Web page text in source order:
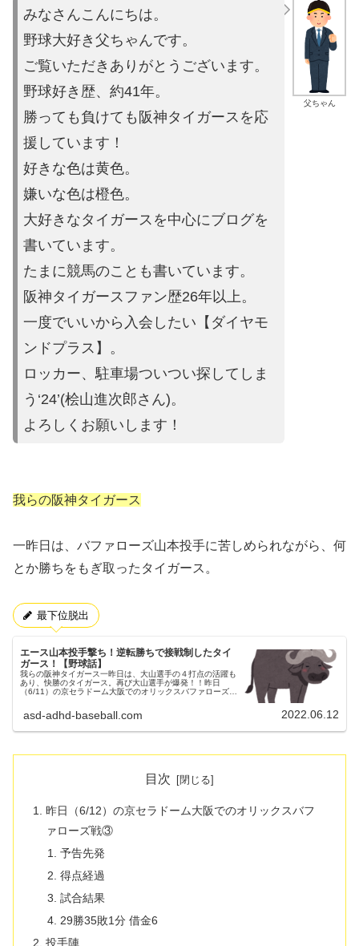
父ちゃん
みなさんこんにちは。
野球大好き父ちゃんです。
ご覧いただきありがとうございます。
野球好き歴、約41年。
勝っても負けても阪神タイガースを応
援しています！
好きな色は黄色。
嫌いな色は橙色。
大好きなタイガースを中心にブログを
書いています。
たまに競馬のことも書いています。
阪神タイガースファン歴26年以上。
一度でいいから入会したい【ダイヤモ
ンドプラス】。
ロッカー、駐車場ついつい探してしま
う‘24’(桧山進次郎さん)。
よろしくお願いします！
我らの阪神タイガース
一昨日は、バファローズ山本投手に苦しめられながら、何
とか勝ちをもぎ取ったタイガース。
最下位脱出
エース山本投手撃ち！逆転勝ちで接戦制したタイ
ガース！【野球話】
我らの阪神タイガース一昨日は、大山選手の４打点の活躍も
あり、快勝のタイガース。再び大山選手が爆発！！昨日
（6/11）の京セラドーム大阪でのオリックスバファローズ戦
asd-adhd-baseball.com 2022.06.12
目次
昨日（6/12）の京セラドーム大阪でのオリックスバフ
ァローズ戦③
予告先発
得点経過
試合結果
29勝35敗1分 借金6
投手陣